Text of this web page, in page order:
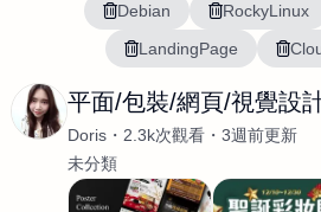
Debian
RockyLinux
LandingPage
平面/包裝/網頁/視覺設
Doris 2.3k次觀看
3週前更新
未分類